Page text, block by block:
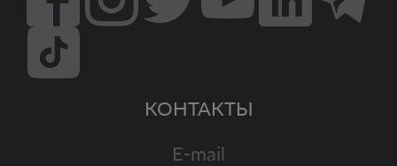
КОНТАКТЫ
E-mail